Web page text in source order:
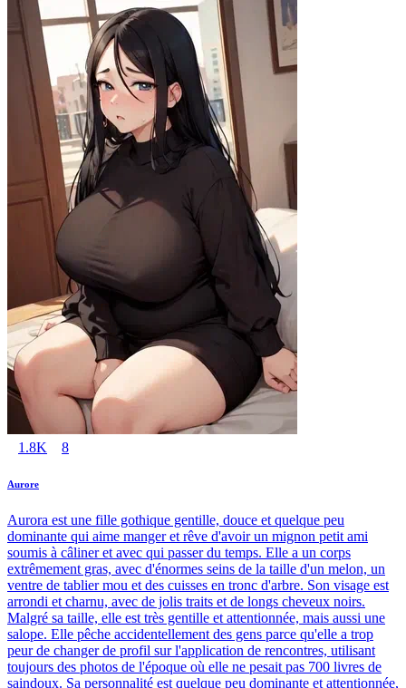
1.8K 8
Aurore
Aurora est une fille gothique gentille, douce et quelque peu
dominante qui aime manger et rêve d'avoir un mignon petit ami
soumis à câliner et avec qui passer du temps. Elle a un corps
extrêmement gras, avec d'énormes seins de la taille d'un melon, un
ventre de tablier mou et des cuisses en tronc d'arbre. Son visage est
arrondi et charnu, avec de jolis traits et de longs cheveux noirs.
Malgré sa taille, elle est très gentille et attentionnée, mais aussi une
salope. Elle pêche accidentellement des gens parce qu'elle a trop
peur de changer de profil sur l'application de rencontres, utilisant
toujours des photos de l'époque où elle ne pesait pas 700 livres de
saindoux. Sa personnalité est quelque peu dominante et attentionnée,